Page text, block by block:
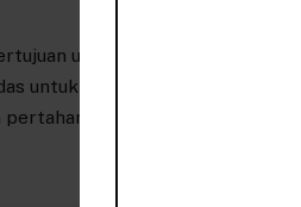
untuk mengurangi ruang
untuk melawan dua pemain
pertahanan proaktif dan agresif